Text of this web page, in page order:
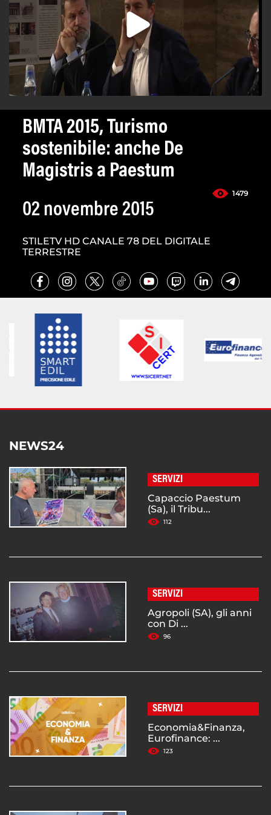
BMTA 2015, Turismo
sostenibile: anche De
Magistris a Paestum
1479
02 novembre 2015
STILETV HD CANALE 78 DEL DIGITALE
TERRESTRE
NEWS24
SERVIZI
Capaccio Paestum
(Sa), il Tribu...
112
SERVIZI
Agropoli (SA), gli anni
con Di ...
96
SERVIZI
Economia&Finanza,
Eurofinance: ...
123